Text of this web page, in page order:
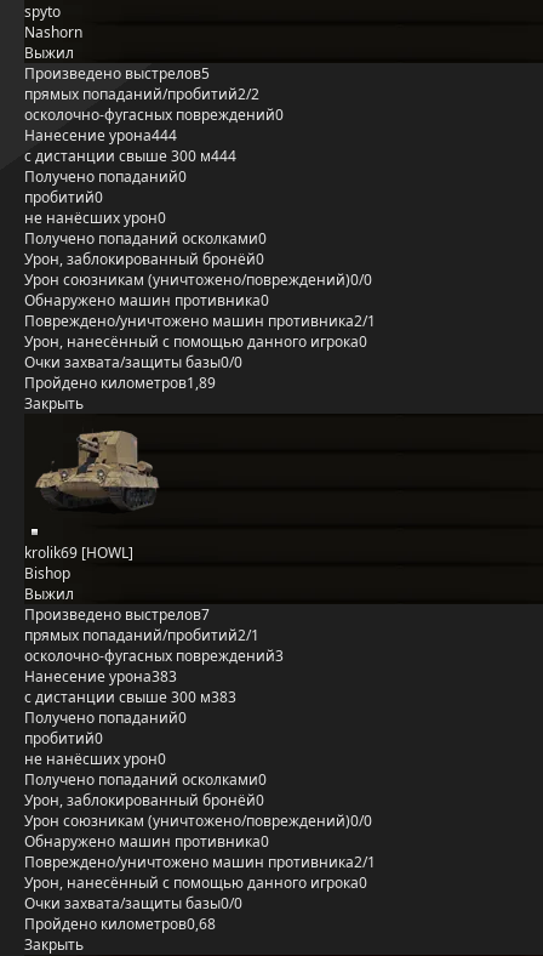
spyto
Nashorn
Выжил
Произведено выстрелов5
прямых попаданий/пробитий2/2
осколочно-фугасных повреждений0
Нанесение урона444
с дистанции свыше 300 м444
Получено попаданий0
пробитий0
не нанёсших урон0
Получено попаданий осколками0
Урон, заблокированный бронёй0
Урон союзникам (уничтожено/повреждений)0/0
Обнаружено машин противника0
Повреждено/уничтожено машин противника2/1
Урон, нанесённый с помощью данного игрока0
Очки захвата/защиты базы0/0
Пройдено километров1,89
Закрыть
krolik69 [HOWL]
Bishop
Выжил
Произведено выстрелов7
прямых попаданий/пробитий2/1
осколочно-фугасных повреждений3
Нанесение урона383
с дистанции свыше 300 м383
Получено попаданий0
пробитий0
не нанёсших урон0
Получено попаданий осколками0
Урон, заблокированный бронёй0
Урон союзникам (уничтожено/повреждений)0/0
Обнаружено машин противника0
Повреждено/уничтожено машин противника2/1
Урон, нанесённый с помощью данного игрока0
Очки захвата/защиты базы0/0
Пройдено километров0,68
Закрыть